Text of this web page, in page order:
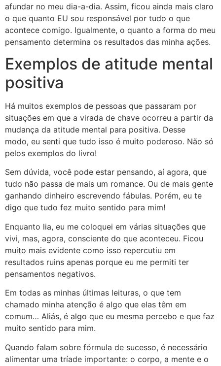
afundar no meu dia-a-dia. Assim, ficou ainda mais claro
o que quanto EU sou responsável por tudo o que
acontece comigo. Igualmente, o quanto a forma do meu
pensamento determina os resultados das minha ações.
Exemplos de atitude mental
positiva
Há muitos exemplos de pessoas que passaram por
situações em que a virada de chave ocorreu a partir da
mudança da atitude mental para positiva. Desse
modo, eu senti que tudo isso é muito poderoso. Não só
pelos exemplos do livro!
Sem dúvida, você pode estar pensando, aí agora, que
tudo não passa de mais um romance. Ou de mais gente
ganhando dinheiro escrevendo fábulas. Porém, eu te
digo que tudo fez muito sentido para mim!
Enquanto lia, eu me coloquei em várias situações que
vivi, mas, agora, consciente do que aconteceu. Ficou
muito mais evidente como isso repercutiu em
resultados ruins apenas porque eu me permiti ter
pensamentos negativos.
Em todas as minhas últimas leituras, o que tem
chamado minha atenção é algo que elas têm em
comum… Aliás, é algo que eu mesma percebo e que faz
muito sentido para mim.
Quando falam sobre fórmula de sucesso, é necessário
alimentar uma tríade importante: o corpo, a mente e o